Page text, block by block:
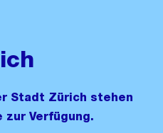
Stadt Zürich stehen
zur Verfügung.